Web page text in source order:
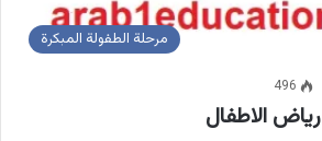
مرحلة الطفولة المبكرة
496